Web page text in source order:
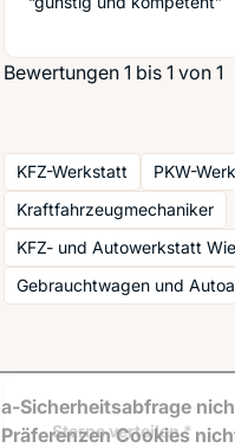
Bewertungen 1 bis 1 von 1
KFZ-Werkstatt PKW-
Kraftfahrzeugmechaniker
KFZ- und Autowerkstatt
Gebrauchtwagen und
Sterne verteilen *
Sicherheitsabfrage
Cookies